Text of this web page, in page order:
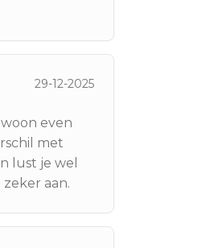
29-12-2025
even
met
lust je wel
aan.